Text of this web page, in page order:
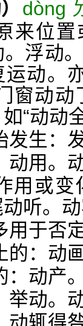
dòng
来位置
浮动
运动。
窗动
“动动
生：发
用。
用或变
听。动
于否
：动画
动产。
动。动